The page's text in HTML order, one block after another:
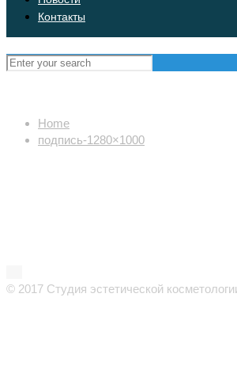
Контакты
Home
подпись-1280×1000
© 2017 Студия эстетической